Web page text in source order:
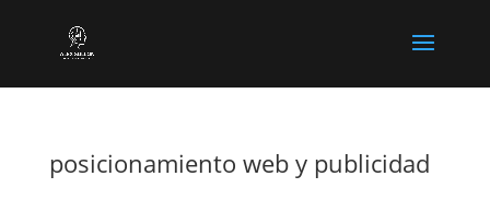
posicionamiento web y publicidad